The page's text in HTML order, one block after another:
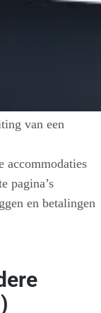
van een
accommodaties
pagina’s
en betalingen